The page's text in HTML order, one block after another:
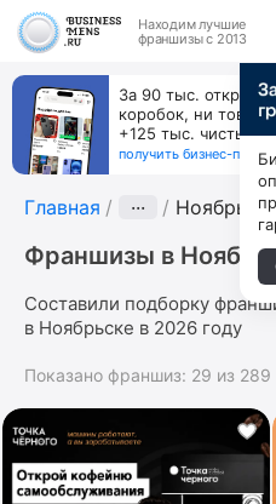
Находим лучшие
франшизы с 2013
Пока все учатся
зарабатывать на
месяц
получить бизнес-план ↓
Главная ··· Ноябрьск
Франшизы в
Составили подборку
в Ноябрьске в 2026 году
Показано франшиз: 29 из 289